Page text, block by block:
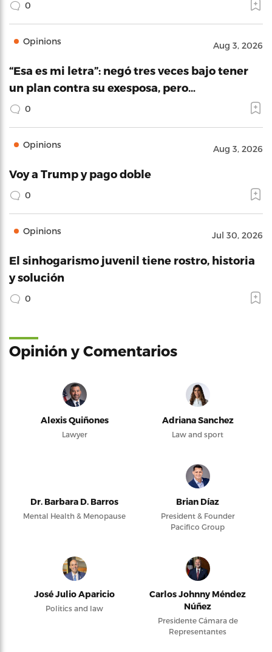
0
Opinions Aug 3, 2026
“Esa es mi letra”: negó tres veces bajo tener
un plan contra su exesposa, pero…
0
Opinions Aug 3, 2026
Voy a Trump y pago doble
0
Opinions Jul 30, 2026
El sinhogarismo juvenil tiene rostro, historia
y solución
0
Opinión y Comentarios
Alexis Quiñones
Lawyer
Adriana Sanchez
Law and sport
Dr. Barbara D. Barros
Mental Health & Menopause
Brian Díaz
President & Founder
Pacifico Group
José Julio Aparicio
Politics and law
Carlos Johnny Méndez
Núñez
Presidente Cámara de
Representantes